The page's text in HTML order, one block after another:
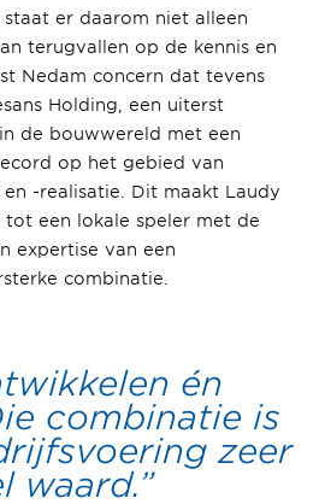
er daarom niet alleen
terugvallen op de kennis en
Nedam concern dat tevens
Holding, een uiterst
de bouwwereld met een
op het gebied van
-realisatie. Dit maakt Laudy
een lokale speler met de
expertise van een
combinatie.
én
combinatie is
zeer
waard.